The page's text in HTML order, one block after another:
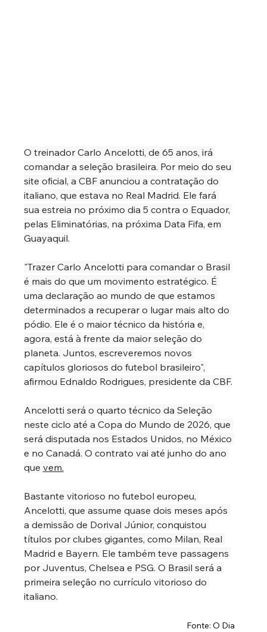
O treinador Carlo Ancelotti, de 65 anos, irá
comandar a seleção brasileira. Por meio do seu
site oficial, a CBF anunciou a contratação do
italiano, que estava no Real Madrid. Ele fará
sua estreia no próximo dia 5 contra o Equador,
pelas Eliminatórias, na próxima Data Fifa, em
Guayaquil.
"Trazer Carlo Ancelotti para comandar o Brasil
é mais do que um movimento estratégico. É
uma declaração ao mundo de que estamos
determinados a recuperar o lugar mais alto do
pódio. Ele é o maior técnico da história e,
agora, está à frente da maior seleção do
planeta. Juntos, escreveremos novos
capítulos gloriosos do futebol brasileiro",
afirmou Ednaldo Rodrigues, presidente da CBF.
Ancelotti será o quarto técnico da Seleção
neste ciclo até a Copa do Mundo de 2026, que
será disputada nos Estados Unidos, no México
e no Canadá. O contrato vai até junho do ano
que vem.
Bastante vitorioso no futebol europeu,
Ancelotti, que assume quase dois meses após
a demissão de Dorival Júnior, conquistou
títulos por clubes gigantes, como Milan, Real
Madrid e Bayern. Ele também teve passagens
por Juventus, Chelsea e PSG. O Brasil será a
primeira seleção no currículo vitorioso do
italiano.
Fonte: O Dia